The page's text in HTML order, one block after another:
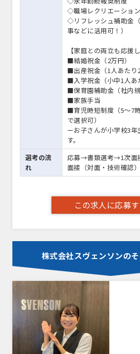
◇職場レクリエーショ
◇リフレッシュ補助金
事などに活用可！）
【家庭との両立も応援
■結婚祝金（2万円）
■出産祝金（1人あたり2
■入学祝金（小中1人あ
■保育園補助金（社内規
■家族手当
■育児時短制度（5～7
で選択可）
ーお子さんが小学校3年
す。
選考の流
れ
応募→書類選考→1次面
面接（対面・技術確認
この求人に応募
株式会社スヴェンソンの